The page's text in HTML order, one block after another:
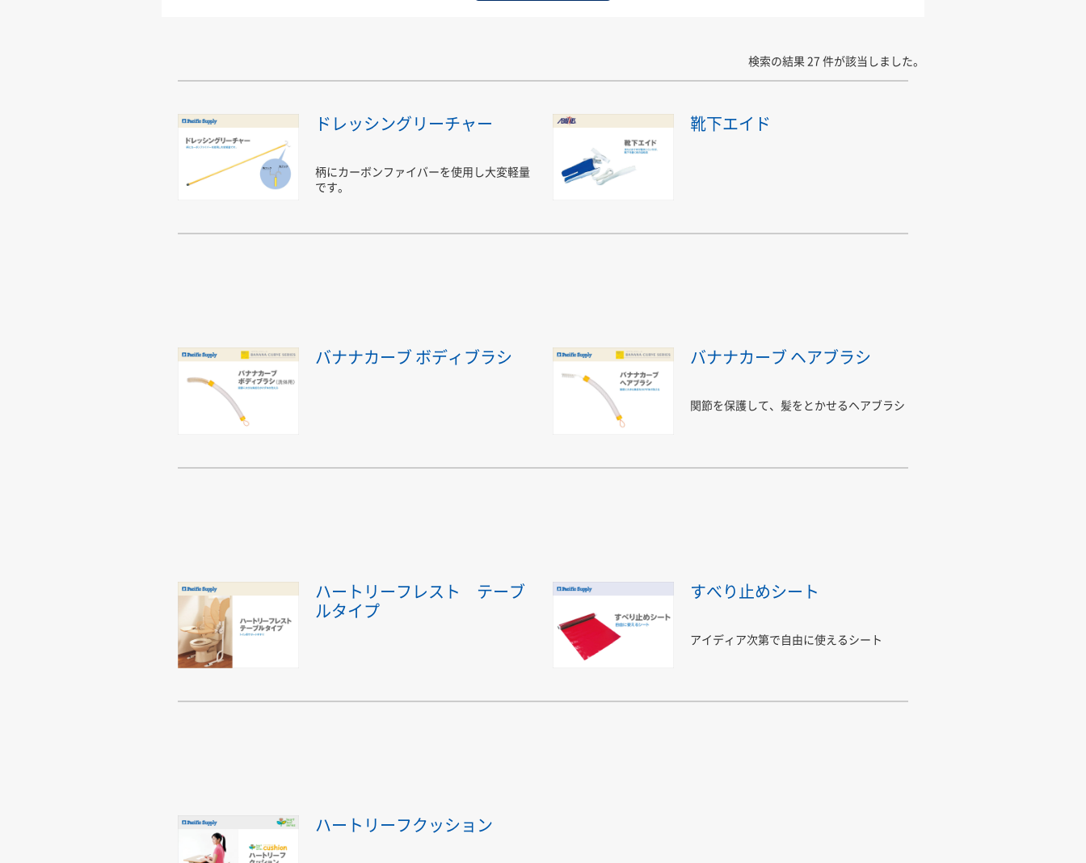
検索の結果 27 件が該当しました。
ドレッシングリーチャー
柄にカーボンファイバーを使用し大変軽量
です。
靴下エイド
バナナカーブ ボディブラシ バナナカーブ ヘアブラシ
関節を保護して、髪をとかせるヘアブラシ
ハートリーフレスト テーブ
ルタイプ
すべり止めシート
アイディア次第で自由に使えるシート
ハートリーフクッション